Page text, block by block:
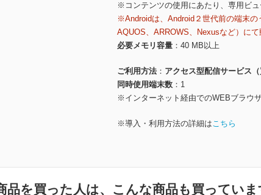
※コンテンツの使用にあたり、専用ビ
※Androidは、Android２世代前の端末の
AQUOS、ARROWS、Nexusなど）に
必要メモリ容量
40 MB以上
ご利用方法
アクセス型配信サービス（
同時使用端末数
1
※インターネット経由でのWEBブラウ
※導入・利用方法の詳細はこちら
品を買った人は、こんな商品も買っていま